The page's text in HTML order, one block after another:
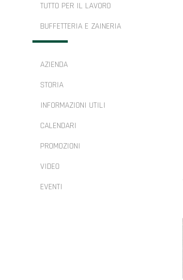
TUTTO PER IL LAVORO
BUFFETTERIA E ZAINERIA
AZIENDA
STORIA
INFORMAZIONI UTILI
CALENDARI
PROMOZIONI
VIDEO
EVENTI